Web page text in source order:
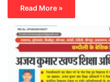
Read More »